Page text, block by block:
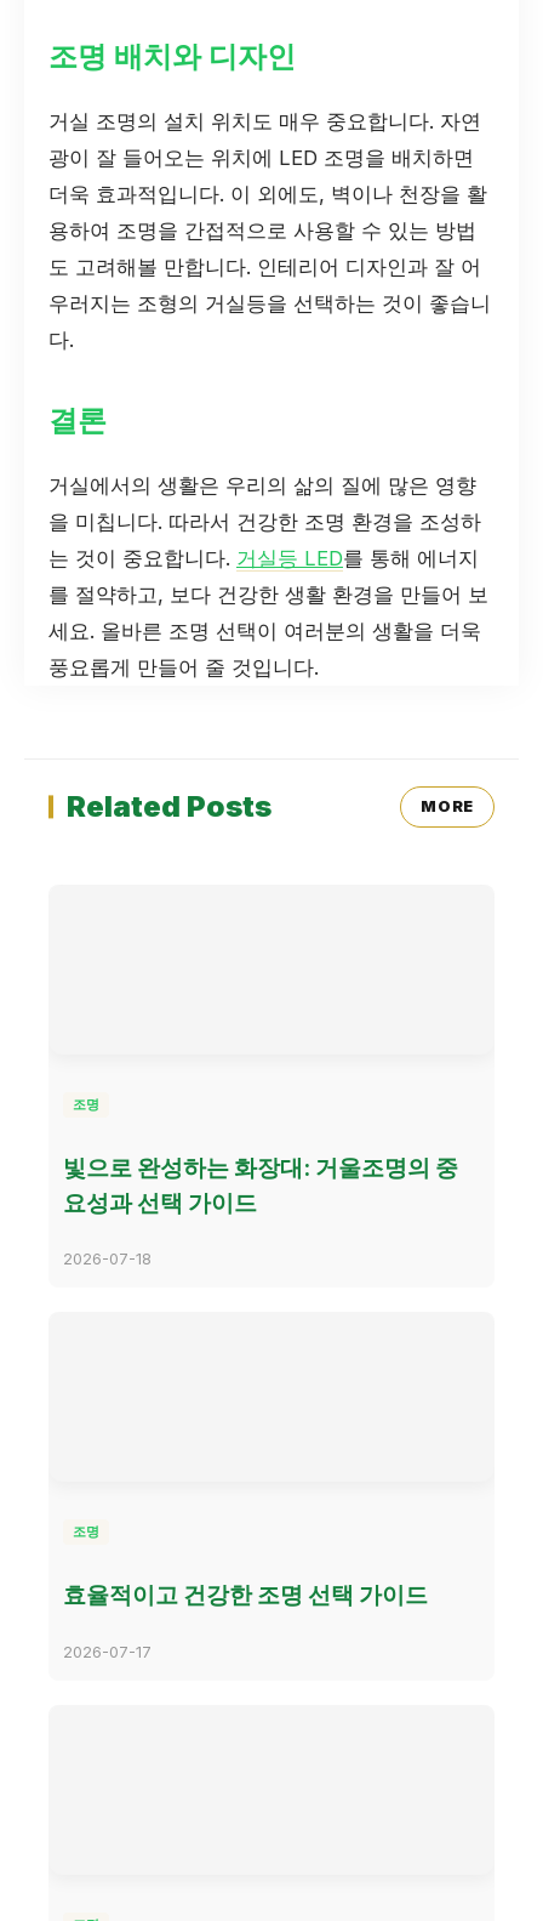
조명 배치와 디자인
거실 조명의 설치 위치도 매우 중요합니다. 자연
광이 잘 들어오는 위치에 LED 조명을 배치하면
더욱 효과적입니다. 이 외에도, 벽이나 천장을 활
용하여 조명을 간접적으로 사용할 수 있는 방법
도 고려해볼 만합니다. 인테리어 디자인과 잘 어
우러지는 조형의 거실등을 선택하는 것이 좋습니
다.
결론
거실에서의 생활은 우리의 삶의 질에 많은 영향
을 미칩니다. 따라서 건강한 조명 환경을 조성하
는 것이 중요합니다. 거실등 LED를 통해 에너지
를 절약하고, 보다 건강한 생활 환경을 만들어 보
세요. 올바른 조명 선택이 여러분의 생활을 더욱
풍요롭게 만들어 줄 것입니다.
Related Posts MORE
조명
빛으로 완성하는 화장대: 거울조명의 중
요성과 선택 가이드
2026-07-18
조명
효율적이고 건강한 조명 선택 가이드
2026-07-17